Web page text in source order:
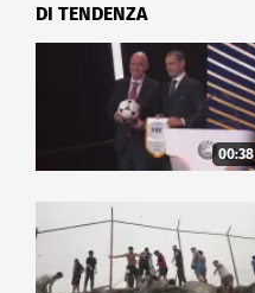
DI TENDENZA
00:38